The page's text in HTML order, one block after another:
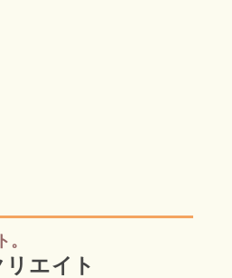
エイト